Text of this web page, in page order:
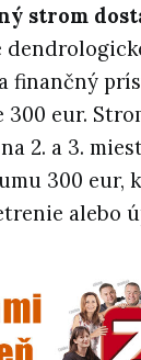
strom
finančný
300 eur.
2. a 3.
300 eur,
alebo